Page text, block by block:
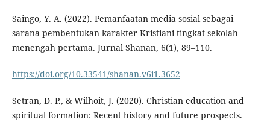
Saingo, Y. A. (2022). Pemanfaatan media sosial sebagai
sarana pembentukan karakter Kristiani tingkat sekolah
menengah pertama. Jurnal Shanan, 6(1), 89–110.
https://doi.org/10.33541/shanan.v6i1.3652
Setran, D. P., & Wilhoit, J. (2020). Christian education and
spiritual formation: Recent history and future prospects.